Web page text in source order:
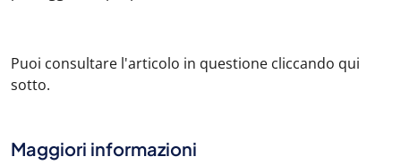
Puoi consultare l'articolo in questione cliccando qui
sotto.
Maggiori informazioni